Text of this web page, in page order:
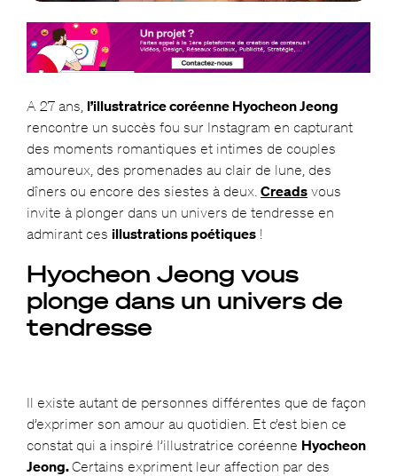
A 27 ans, l’illustratrice coréenne Hyocheon Jeong
rencontre un succès fou sur Instagram en capturant
des moments romantiques et intimes de couples
amoureux, des promenades au clair de lune, des
dîners ou encore des siestes à deux. Creadsvous
invite à plonger dans un univers de tendresse en
admirant ces illustrations poétiques!
Hyocheon Jeong vous
plonge dans un univers de
tendresse
Il existe autant de personnes différentes que de façon
d’exprimer son amour au quotidien. Et c’est bien ce
constat qui a inspiré l’illustratrice coréenne Hyocheon
Jeong.Certains expriment leur affection par des